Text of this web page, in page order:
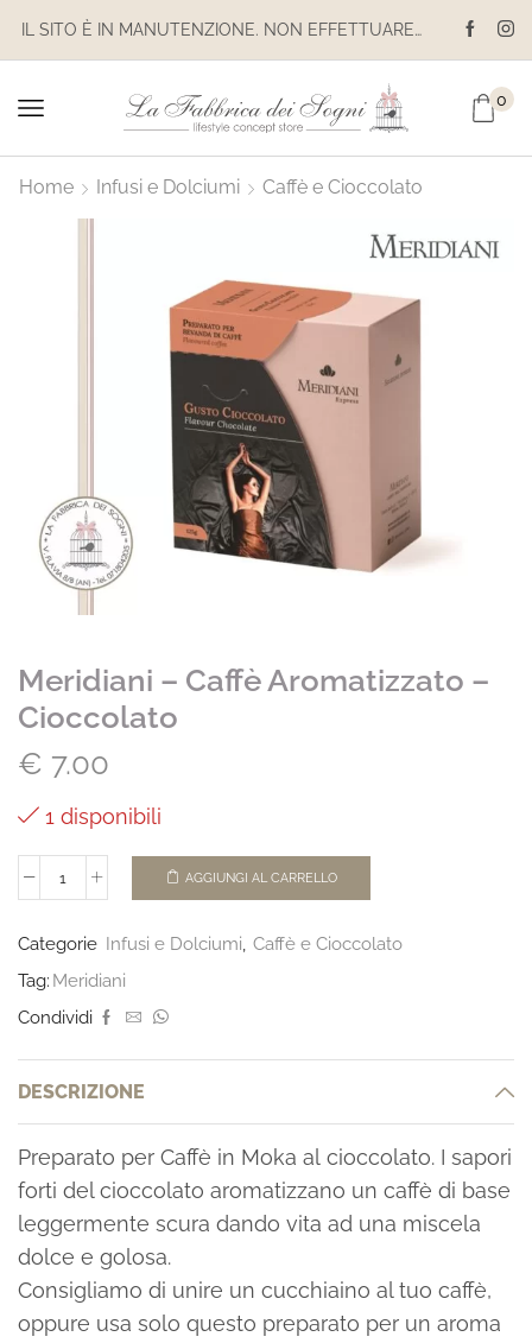
IL SITO È IN MANUTENZIONE. NON EFFETTUARE ACQUISTI. LE SPEDIZIONI SONO SOSPESE
0
Home Infusi e Dolciumi Caffè e Cioccolato
Meridiani – Caffè Aromatizzato –
Cioccolato
€ 7.00
1 disponibili
AGGIUNGI AL CARRELLO
Categorie Infusi e Dolciumi Caffè e Cioccolato
Tag: Meridiani
Condividi
DESCRIZIONE
Preparato per Caffè in Moka al cioccolato. I sapori
forti del cioccolato aromatizzano un caffè di base
leggermente scura dando vita ad una miscela
dolce e golosa.
Consigliamo di unire un cucchiaino al tuo caffè,
oppure usa solo questo preparato per un aroma